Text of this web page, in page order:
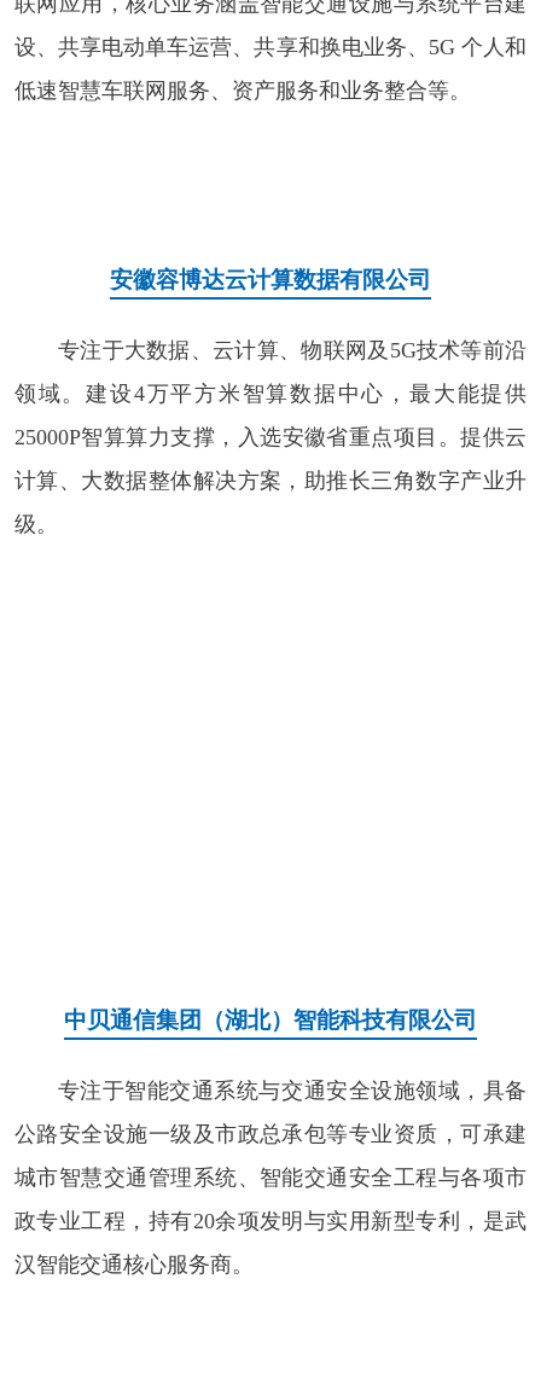
设、共享电动单车运营、共享和换电业务、5G 个人和
低速智慧车联网服务、资产服务和业务整合等。
安徽容博达云计算数据有限公司
专注于大数据、云计算、物联网及5G技术等前沿
领域。建设4万平方米智算数据中心，最大能提供
25000P智算算力支撑，入选安徽省重点项目。提供云
计算、大数据整体解决方案，助推长三角数字产业升
级。
中贝通信集团（湖北）智能科技有限公司
专注于智能交通系统与交通安全设施领域，具备
公路安全设施一级及市政总承包等专业资质，可承建
城市智慧交通管理系统、智能交通安全工程与各项市
政专业工程，持有20余项发明与实用新型专利，是武
汉智能交通核心服务商。